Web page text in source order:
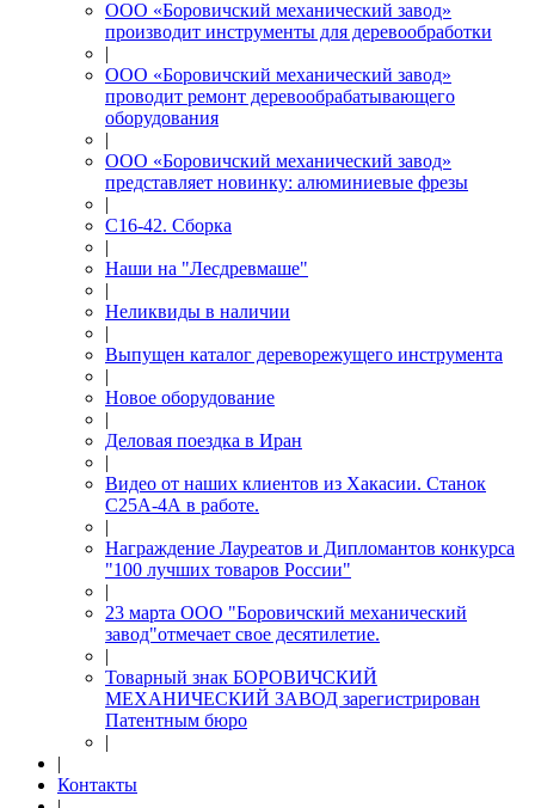
ООО «Боровичский механический завод»
производит инструменты для деревообработки
|
ООО «Боровичский механический завод»
проводит ремонт деревообрабатывающего
оборудования
|
ООО «Боровичский механический завод»
представляет новинку: алюминиевые фрезы
|
С16-42. Сборка
|
Наши на "Лесдревмаше"
|
Неликвиды в наличии
|
Выпущен каталог дереворежущего инструмента
|
Новое оборудование
|
Деловая поездка в Иран
|
Видео от наших клиентов из Хакасии. Станок
С25А-4А в работе.
|
Награждение Лауреатов и Дипломантов конкурса
"100 лучших товаров России"
|
23 марта ООО "Боровичский механический
завод"отмечает свое десятилетие.
|
Товарный знак БОРОВИЧСКИЙ
МЕХАНИЧЕСКИЙ ЗАВОД зарегистрирован
Патентным бюро
|
|
Контакты